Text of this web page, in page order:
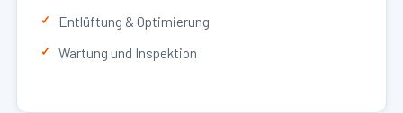
Entlüftung & Optimierung
Wartung und Inspektion